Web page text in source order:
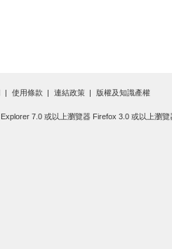
使用條款 連結政策
版權及知識產權
7.0 或以上瀏覽器 Firefox 3.0 或以上瀏